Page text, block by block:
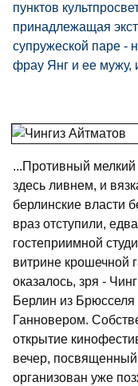
пунктов
принадлежащая
супружеской паре -
фрау Янг и ее мужу,
...Противный
здесь ливнем, и
берлинские власти
враз отступили,
гостеприимной
витрине крошечной
оказалось, зря -
Берлин из
Ганновером.
открытие
вечер,
организован уже